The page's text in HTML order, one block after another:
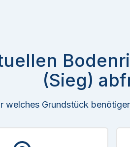
(Sieg)
welches Grundstück